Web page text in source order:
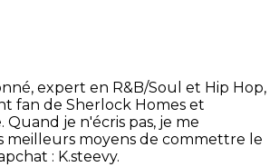
expert en R&B/Soul et Hip Hop,
fan de Sherlock Homes et
Quand je n'écris pas, je me
meilleurs moyens de commettre le
: K.steevy.